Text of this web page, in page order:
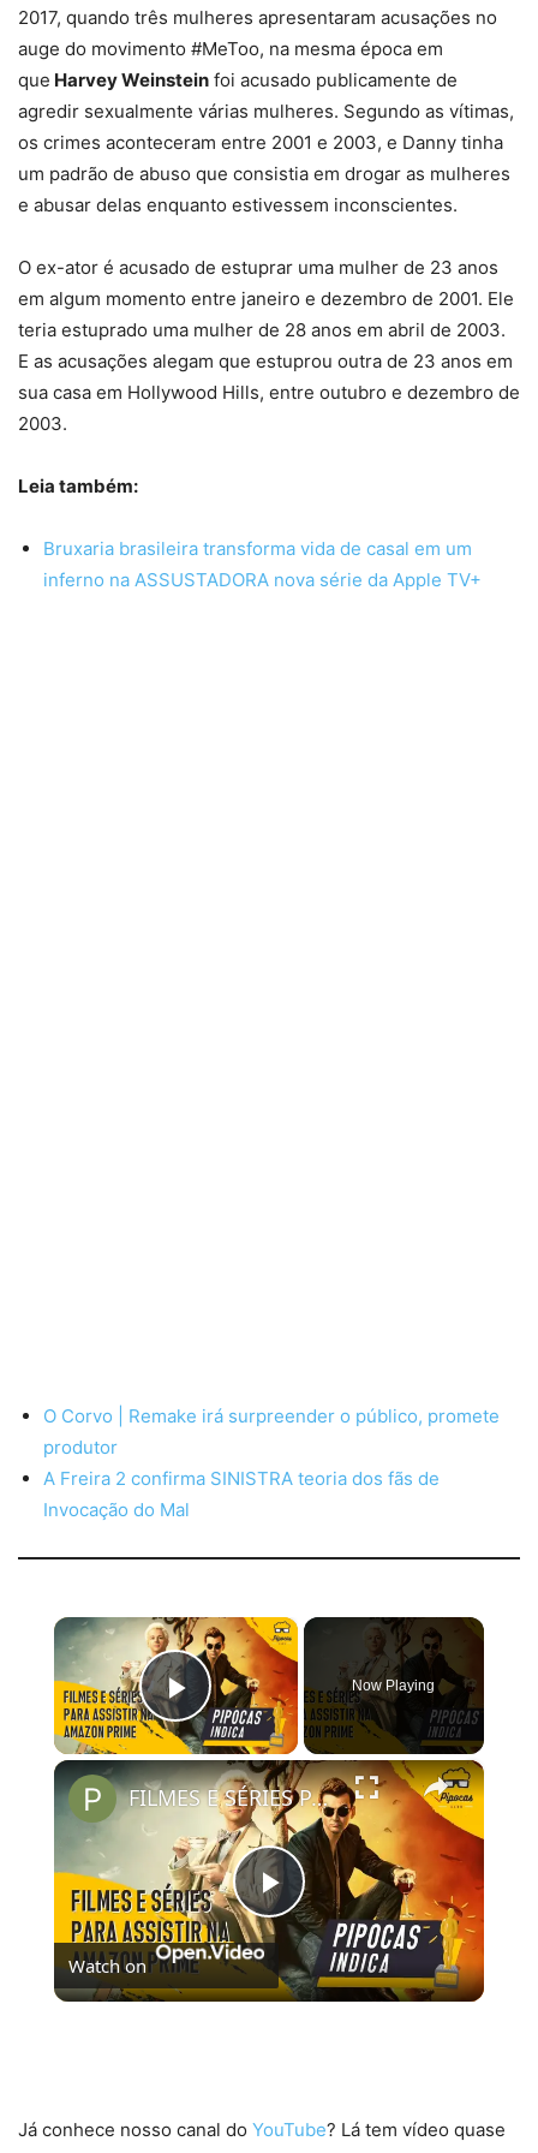
2017, quando três mulheres apresentaram acusações no
auge do movimento #MeToo, na mesma época em
que Harvey Weinstein foi acusado publicamente de
agredir sexualmente várias mulheres. Segundo as vítimas,
os crimes aconteceram entre 2001 e 2003, e Danny tinha
um padrão de abuso que consistia em drogar as mulheres
e abusar delas enquanto estivessem inconscientes.
O ex-ator é acusado de estuprar uma mulher de 23 anos
em algum momento entre janeiro e dezembro de 2001. Ele
teria estuprado uma mulher de 28 anos em abril de 2003.
E as acusações alegam que estuprou outra de 23 anos em
sua casa em Hollywood Hills, entre outubro e dezembro de
2003.
Leia também:
Bruxaria brasileira transforma vida de casal em um
inferno na ASSUSTADORA nova série da Apple TV+
O Corvo | Remake irá surpreender o público, promete
produtor
A Freira 2 confirma SINISTRA teoria dos fãs de
Invocação do Mal
×
Play Video
Now Playing
×
Play
Video
FILMES E SÉRIES PARA ASSISTIR NO AMAZON PRIME VIDEO | #PipocasIndica 7
Watch on
Já conhece nosso canal do YouTube? Lá tem vídeo quase